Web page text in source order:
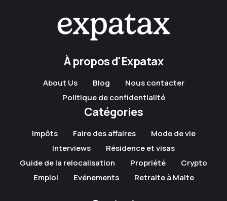
À propos d'Expatax
About Us Blog
Nous contacter
Politique de confidentialité
Catégories
Impôts Faire des affaires
Mode de vie
Interviews
Résidence et visas
Guide de la relocalisation
Propriété
Crypto
Emploi
Evénements Retraite à Malte